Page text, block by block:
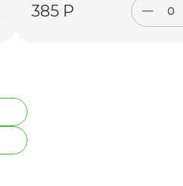
385 Р